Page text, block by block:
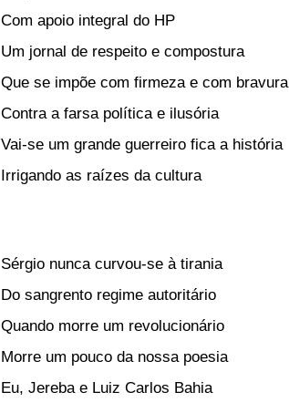
Com apoio integral do HP
Um jornal de respeito e compostura
Que se impõe com firmeza e com bravura
Contra a farsa política e ilusória
Vai-se um grande guerreiro fica a história
Irrigando as raízes da cultura
Sérgio nunca curvou-se à tirania
Do sangrento regime autoritário
Quando morre um revolucionário
Morre um pouco da nossa poesia
Eu, Jereba e Luiz Carlos Bahia